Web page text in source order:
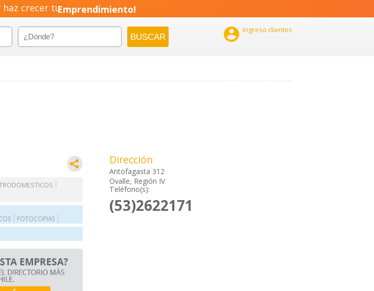
haz crecer tuEmprendimiento!
 Ingreso clientes
FOTOCOPIAS
Dirección
Antofagasta 312
Ovalle, Región IV
Teléfono(s):
(53)2622171